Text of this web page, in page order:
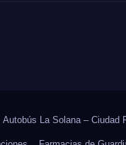
Autobús La Solana – Ciudad